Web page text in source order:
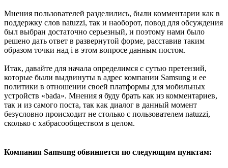
Мнения пользователей разделились, были комментарии как в
поддержку слов natuzzi, так и наоборот, повод для обсуждения
был выбран достаточно серьезный, и поэтому нами было
решено дать ответ в развернутой форме, расставив таким
образом точки над i в этом вопросе данным постом.
Итак, давайте для начала определимся с сутью претензий,
которые были выдвинуты в адрес компании Samsung и ее
политики в отношении своей платформы для мобильных
устройств «bada». Мнения я буду брать как из комментариев,
так и из самого поста, так как диалог в данный момент
безусловно происходит не столько с пользователем natuzzi,
сколько с хабрасообществом в целом.
Компания Samsung обвиняется по следующим пунктам: